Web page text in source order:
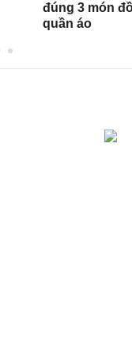
đúng 3 món
quần áo